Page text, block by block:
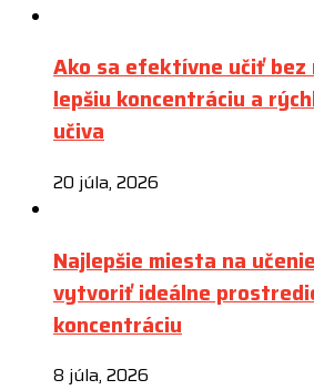
Ako sa efektívne učiť bez
lepšiu koncentráciu a
učiva
20 júla, 2026
Najlepšie miesta na
vytvoriť ideálne
koncentráciu
8 júla, 2026